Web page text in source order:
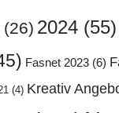
(26) 2024 (55)
Fasnet 2023 (6)
(4) Kreativ